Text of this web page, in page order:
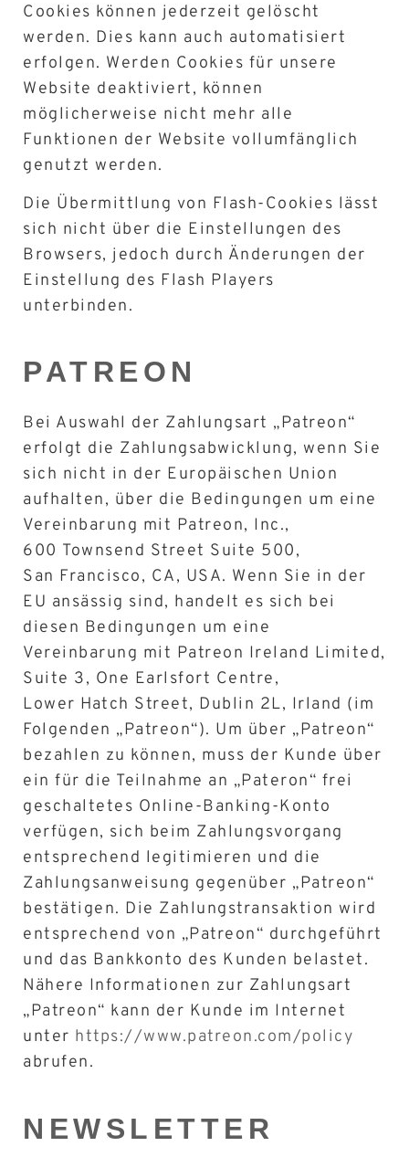
Cookies können jederzeit gelöscht
werden. Dies kann auch automatisiert
erfolgen. Werden Cookies für unsere
Website deaktiviert, können
möglicherweise nicht mehr alle
Funktionen der Website vollumfänglich
genutzt werden.
Die Übermittlung von Flash-Cookies lässt
sich nicht über die Einstellungen des
Browsers, jedoch durch Änderungen der
Einstellung des Flash Players
unterbinden.
PATREON
Bei Auswahl der Zahlungsart „Patreon“
erfolgt die Zahlungsabwicklung, wenn Sie
sich nicht in der Europäischen Union
aufhalten, über die Bedingungen um eine
Vereinbarung mit Patreon, Inc.,
600 Townsend Street Suite 500,
San Francisco, CA, USA. Wenn Sie in der
EU ansässig sind, handelt es sich bei
diesen Bedingungen um eine
Vereinbarung mit Patreon Ireland Limited,
Suite 3, One Earlsfort Centre,
Lower Hatch Street, Dublin 2L, Irland (im
Folgenden „Patreon“). Um über „Patreon“
bezahlen zu können, muss der Kunde über
ein für die Teilnahme an „Pateron“ frei
geschaltetes Online-Banking-Konto
verfügen, sich beim Zahlungsvorgang
entsprechend legitimieren und die
Zahlungsanweisung gegenüber „Patreon“
bestätigen. Die Zahlungstransaktion wird
entsprechend von „Patreon“ durchgeführt
und das Bankkonto des Kunden belastet.
Nähere Informationen zur Zahlungsart
„Patreon“ kann der Kunde im Internet
unter https://www.patreon.com/policy
abrufen.
NEWSLETTER